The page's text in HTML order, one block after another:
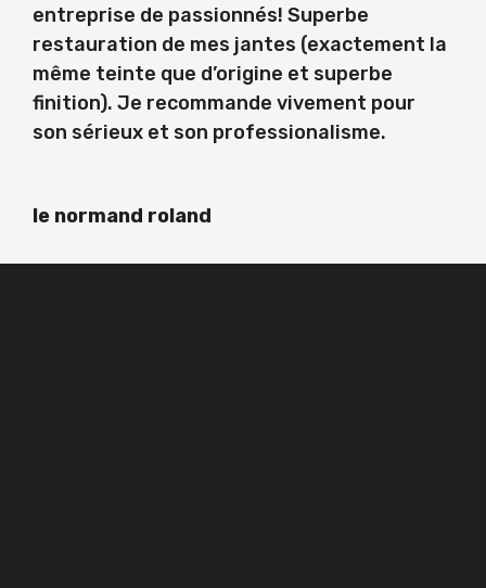
entreprise de passionnés! Superbe
restauration de mes jantes (exactement la
même teinte que d’origine et superbe
finition). Je recommande vivement pour
son sérieux et son professionalisme.
le normand roland